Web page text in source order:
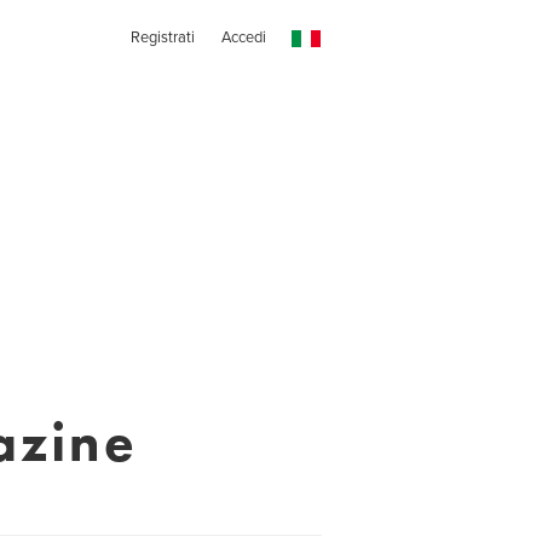
Registrati Accedi